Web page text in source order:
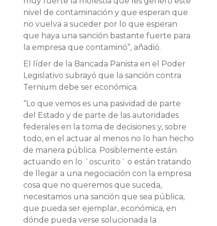
nivel de contaminación y que esperan que
no vuelva a suceder por lo que esperan
que haya una sanción bastante fuerte para
la empresa que contaminó”, añadió.
El líder de la Bancada Panista en el Poder
Legislativo subrayó que la sanción contra
Ternium debe ser económica.
“Lo que vemos es una pasividad de parte
del Estado y de parte de las autoridades
federales en la toma de decisiones y, sobre
todo, en el actuar al menos no lo han hecho
de manera pública. Posiblemente están
actuando en lo ´oscurito´ o están tratando
de llegar a una negociación con la empresa
cosa que no queremos que suceda,
necesitamos una sanción que sea pública,
que pueda ser ejemplar, económica, en
dónde pueda verse solucionada la